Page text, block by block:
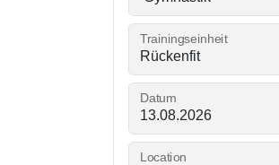
Trainingseinheit
Datum
Location